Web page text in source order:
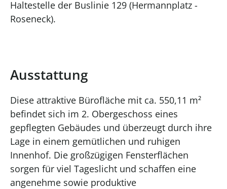
Haltestelle der Buslinie 129 (Hermannplatz -
Roseneck).
Ausstattung
Diese attraktive Bürofläche mit ca. 550,11 m²
befindet sich im 2. Obergeschoss eines
gepflegten Gebäudes und überzeugt durch ihre
Lage in einem gemütlichen und ruhigen
Innenhof. Die großzügigen Fensterflächen
sorgen für viel Tageslicht und schaffen eine
angenehme sowie produktive